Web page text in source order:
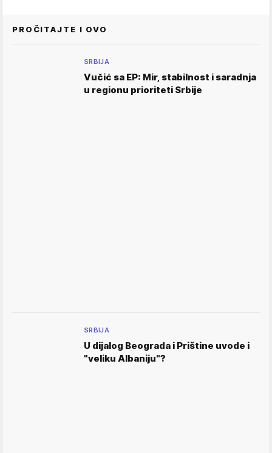
PROČITAJTE I OVO
SRBIJA
Vučić sa EP: Mir, stabilnost i saradnja
u regionu prioriteti Srbije
SRBIJA
U dijalog Beograda i Prištine uvode i
"veliku Albaniju"?